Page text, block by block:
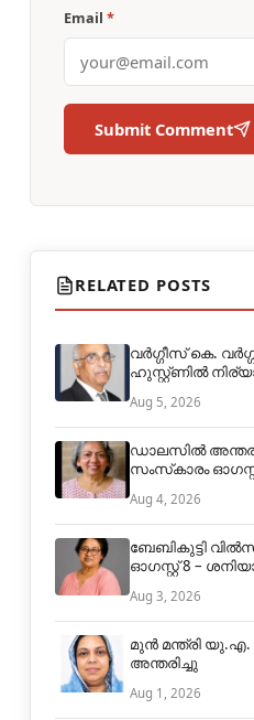
Email *
Submit Comment
RELATED POSTS
വർഗ്ഗീസ് കെ.
ഹുസ്റ്റ്ണിൽ
Aug 5, 2026
ഡാലസിൽ
സംസ്‌കാരം
Aug 4, 2026
ബേബികുട്ടി
ഓഗസ്റ്റ് 8 –
Aug 3, 2026
മുൻ മന്ത്രി യു.എ.
അന്തരിച്ചു
Aug 1, 2026